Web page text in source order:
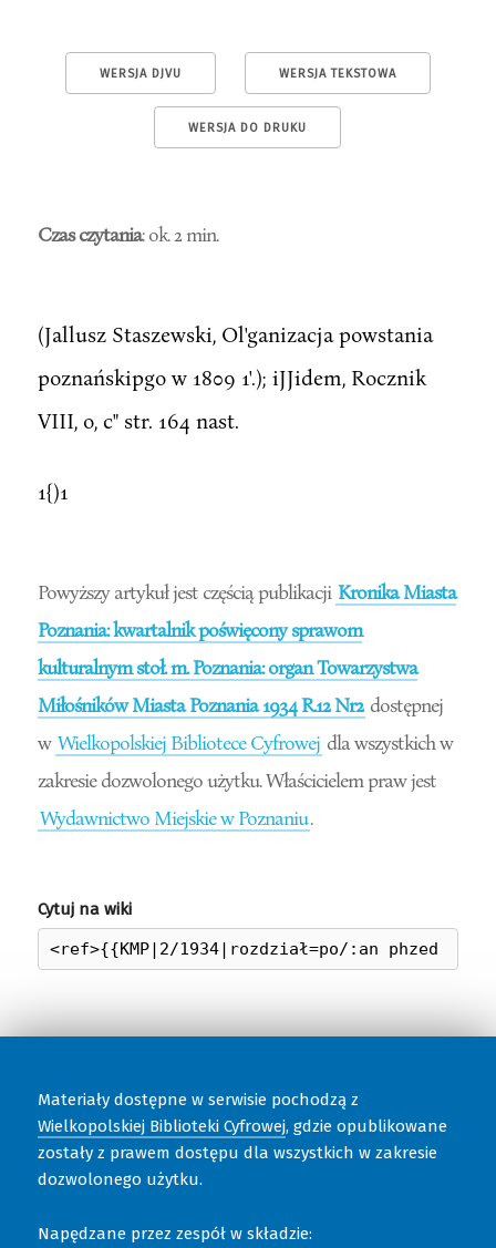
WERSJA DJVU WERSJA TEKSTOWA
WERSJA DO DRUKU
Czas czytania: ok. 2 min.
(Jallusz Staszewski, Ol'ganizacja powstania
poznańskipgo w 1809 1'.); iJJidem, Rocznik
VIII, o, c" str. 164 nast.
1{)1
Powyższy artykuł jest częścią publikacji Kronika Miasta
Poznania: kwartalnik poświęcony sprawom
kulturalnym stoł. m. Poznania: organ Towarzystwa
Miłośników Miasta Poznania 1934 R.12 Nr2 dostępnej
w Wielkopolskiej Bibliotece Cyfrowej dla wszystkich w
zakresie dozwolonego użytku. Właścicielem praw jest
Wydawnictwo Miejskie w Poznaniu.
Cytuj na wiki
Materiały dostępne w serwisie pochodzą z
Wielkopolskiej Biblioteki Cyfrowej, gdzie opublikowane
zostały z prawem dostępu dla wszystkich w zakresie
dozwolonego użytku.
Napędzane przez zespół w składzie: